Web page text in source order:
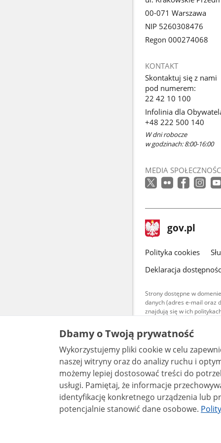
00-071 Warszawa
NIP 5260308476
Regon 000274068
KONTAKT
Skontaktuj się z nami
pod numerem:
22 42 10 100
Infolinia dla
+48 222 500 140
W dni robocze
w godzinach: 8:00-16:00
MEDIA
stopka
gov.pl Strona
gov.pl
gov.pl
Polityka cookies
Deklaracja
Strony dostępne w
danych (adres e-mail oraz
znajdują się w ich
Treści
warunkach
są
bez utworów
Dbamy o Twoją prywatność
Wykorzystujemy pliki cookie w celu
naszej witryny oraz do analizy ruchu i
możemy lepiej dostosować treści do
usługi. Pamiętaj, że informacje przechowywane w plikach cookie mogą pozwalać na
identyfikację konkretnego urządzenia lub
potencjalnie stanowić dane osobowe.